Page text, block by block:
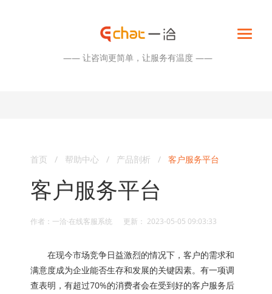
—— 让咨询更简单，让服务有温度 ——
首页 / 帮助中心 / 产品剖析 / 客户服务平台
客户服务平台
作者：一洽·在线客服系统 更新： 2023-05-05 09:03:33
在现今市场竞争日益激烈的情况下，客户的需求和
满意度成为企业能否生存和发展的关键因素。有一项调
查表明，有超过70%的消费者会在受到好的客户服务后